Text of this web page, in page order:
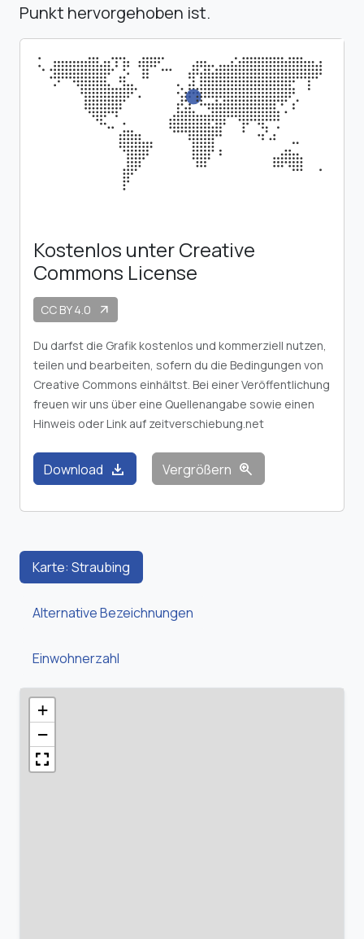
Punkt hervorgehoben ist.
Kostenlos unter Creative
Commons License
CC BY 4.0 arrow_outward
Du darfst die Grafik kostenlos und kommerziell nutzen,
teilen und bearbeiten, sofern du die Bedingungen von
Creative Commons einhältst. Bei einer Veröffentlichung
freuen wir uns über eine Quellenangabe sowie einen
Hinweis oder Link auf zeitverschiebung.net
Download download Vergrößern zoom_in
Karte: Straubing
Alternative Bezeichnungen
Einwohnerzahl
+
−